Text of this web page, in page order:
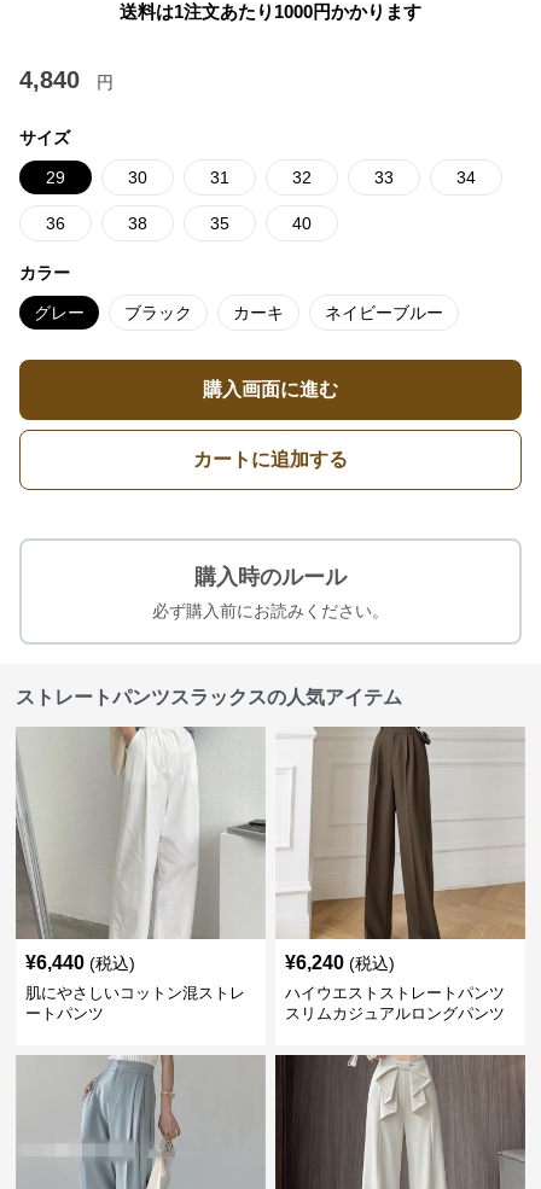
送料は1注文あたり 1000円かかります
4,840 円
サイズ
29 30 31 32 33 34
36 38 35 40
カラー
グレー ブラック カーキ ネイビーブルー
購入画面に進む
カートに追加する
購入時のルール
必ず購入前にお読みください。
ストレートパンツスラックスの人気アイテム
¥6,440 (税込)
肌にやさしいコットン混ストレ
ートパンツ
¥6,240 (税込)
ハイウエストストレートパンツ
スリムカジュアルロングパンツ